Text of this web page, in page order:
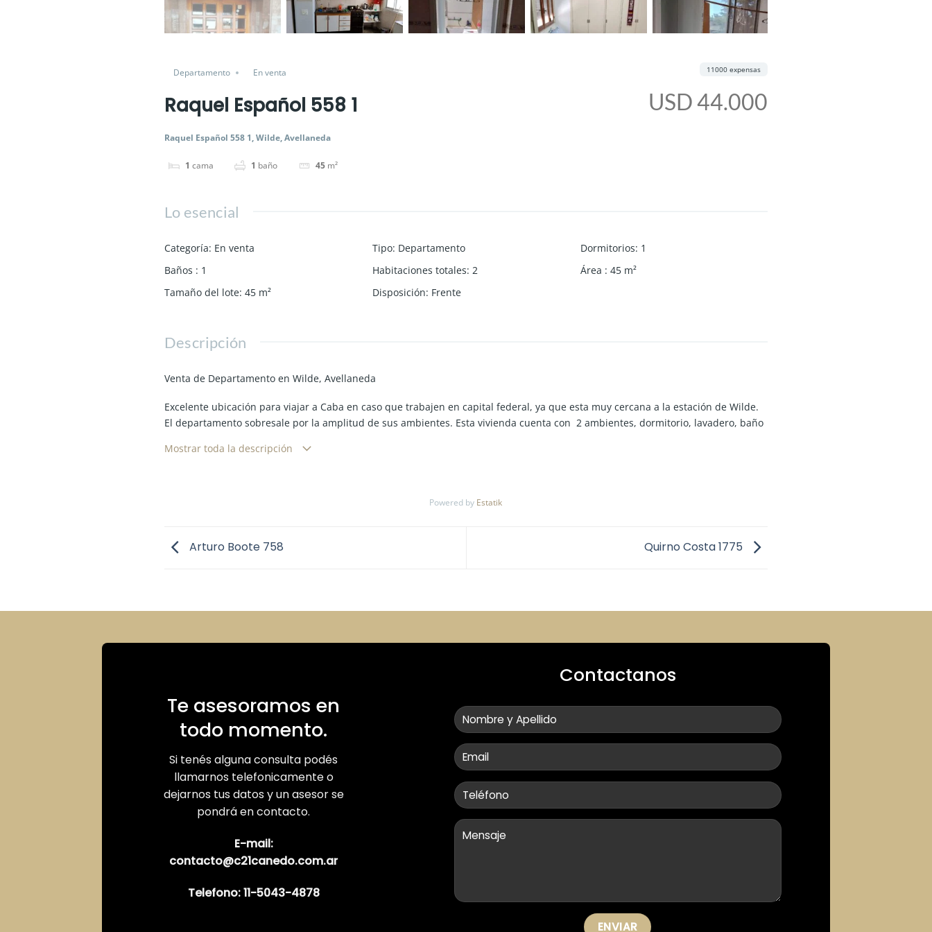
Departamento En venta
Raquel Español 558 1
Raquel Español 558 1, Wilde, Avellaneda
1 cama 1 baño 45 m²
USD 44.000
11000 expensas
Lo esencial
Categoría: En venta Tipo: Departamento Dormitorios: 1
Baños : 1 Habitaciones totales: 2 Área : 45 m²
Tamaño del lote: 45 m² Disposición: Frente
Descripción
Venta de Departamento en Wilde, Avellaneda
Excelente ubicación para viajar a Caba en caso que trabajen en capital federal, ya que esta muy cercana a la estación de Wilde.
El departamento sobresale por la amplitud de sus ambientes. Esta vivienda cuenta con 2 ambientes, dormitorio, lavadero, baño
Mostrar toda la descripción
Powered by Estatik
Arturo Boote 758 Quirno Costa 1775
Te asesoramos en
todo momento.
Si tenés alguna consulta podés
llamarnos telefonicamente o
dejarnos tus datos y un asesor se
pondrá en contacto.
E-mail:
contacto@c21canedo.com.ar
Telefono:11-5043-4878
Contactanos